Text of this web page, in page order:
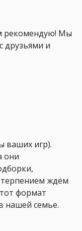
рекомендую! Мы
друзьями и
ваших игр).
они
ждём
формат
нашей семье.